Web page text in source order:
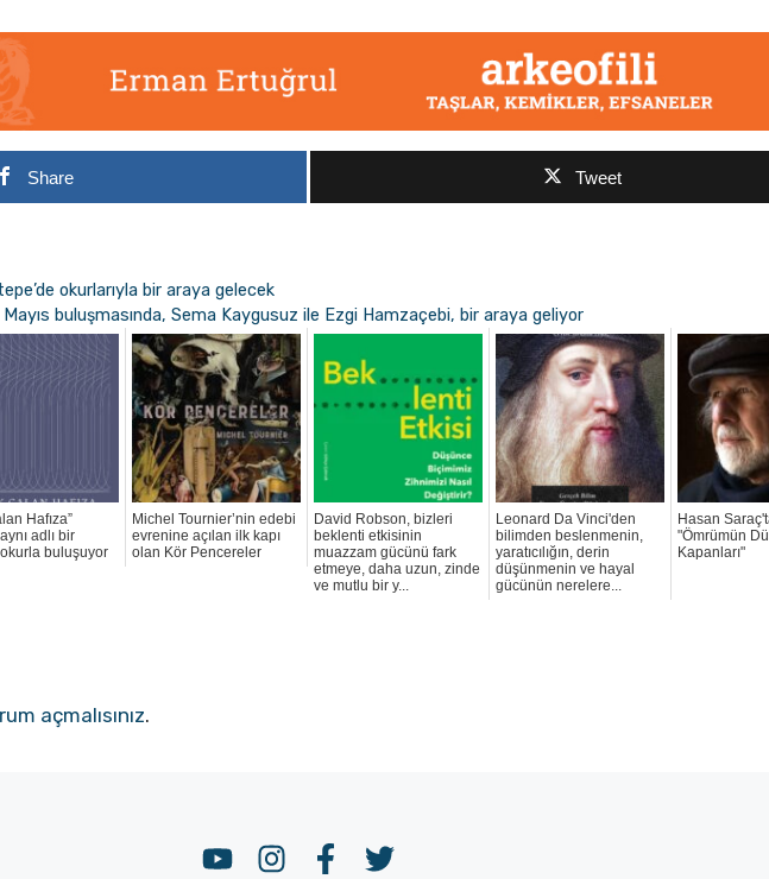
Share Tweet
okurlarıyla bir araya gelecek
buluşmasında, Sema Kaygusuz ile Ezgi Hamzaçebi, bir araya geliyor
Hafıza”
adlı bir
okurla buluşuyor
Michel Tournier’nin edebi
evrenine açılan ilk kapı
olan Kör Pencereler
David Robson, bizleri
beklenti etkisinin
muazzam gücünü fark
etmeye, daha uzun, zinde
ve mutlu bir y...
Leonard Da Vinci'den
bilimden beslenmenin,
yaratıcılığın, derin
düşünmenin ve hayal
gücünün nerelere...
Hasan
"Ömrümün
Kapanları"
açmalısınız.